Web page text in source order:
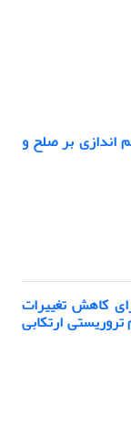
اندازی بر صلح و
کاهش تغییرات
ارتکابی